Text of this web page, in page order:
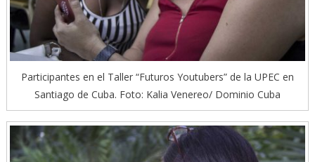
Participantes en el Taller “Futuros Youtubers” de la UPEC en
Santiago de Cuba. Foto: Kalia Venereo/ Dominio Cuba